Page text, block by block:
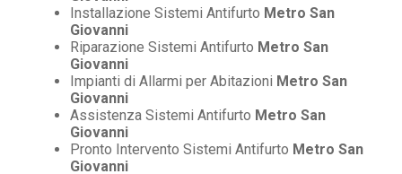
Installazione Sistemi Antifurto Metro San
Giovanni
Riparazione Sistemi Antifurto Metro San
Giovanni
Impianti di Allarmi per Abitazioni Metro San
Giovanni
Assistenza Sistemi Antifurto Metro San
Giovanni
Pronto Intervento Sistemi Antifurto Metro San
Giovanni